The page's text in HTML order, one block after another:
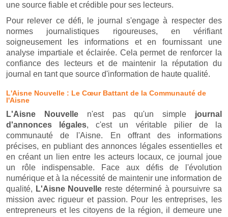
une source fiable et crédible pour ses lecteurs.
Pour relever ce défi, le journal s'engage à respecter des
normes journalistiques rigoureuses, en vérifiant
soigneusement les informations et en fournissant une
analyse impartiale et éclairée. Cela permet de renforcer la
confiance des lecteurs et de maintenir la réputation du
journal en tant que source d'information de haute qualité.
L'Aisne Nouvelle : Le Cœur Battant de la Communauté de
l'Aisne
L'Aisne Nouvellen'est pas qu'un simple journal
d'annonces légales, c'est un véritable pilier de la
communauté de l'Aisne. En offrant des informations
précises, en publiant des annonces légales essentielles et
en créant un lien entre les acteurs locaux, ce journal joue
un rôle indispensable. Face aux défis de l'évolution
numérique et à la nécessité de maintenir une information de
qualité, L'Aisne Nouvelle reste déterminé à poursuivre sa
mission avec rigueur et passion. Pour les entreprises, les
entrepreneurs et les citoyens de la région, il demeure une